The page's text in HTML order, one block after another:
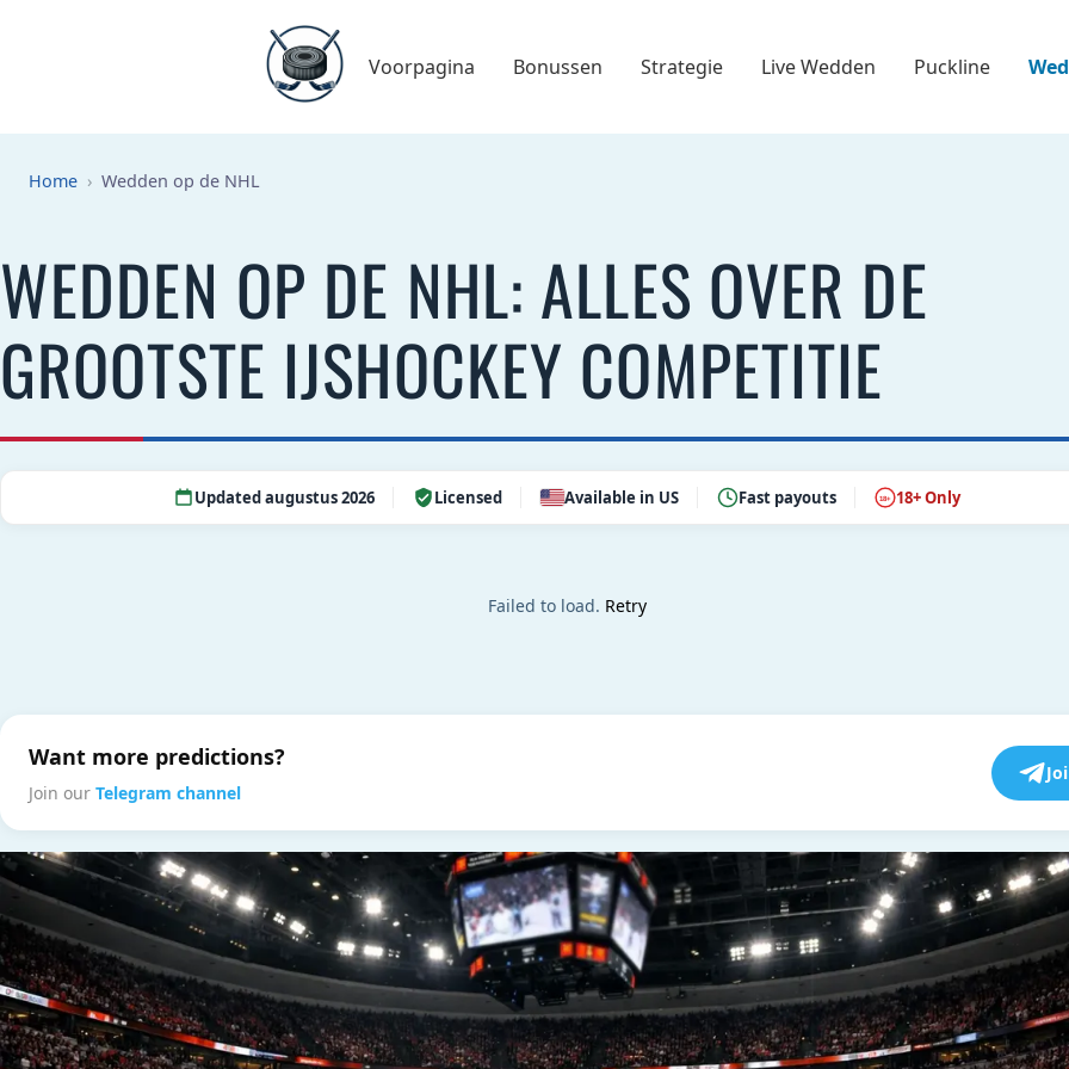
Voorpagina Bonussen Strategie Live Wedden Puckline
Home Wedden op de NHL
WEDDEN OP DE NHL: ALLES OVER DE
GROOTSTE IJSHOCKEY COMPETITIE
Updated augustus 2026 Licensed Available in US Fast payouts 18+ 18+ Only
Failed to load. Retry
Want more predictions?
Join our Telegram channel